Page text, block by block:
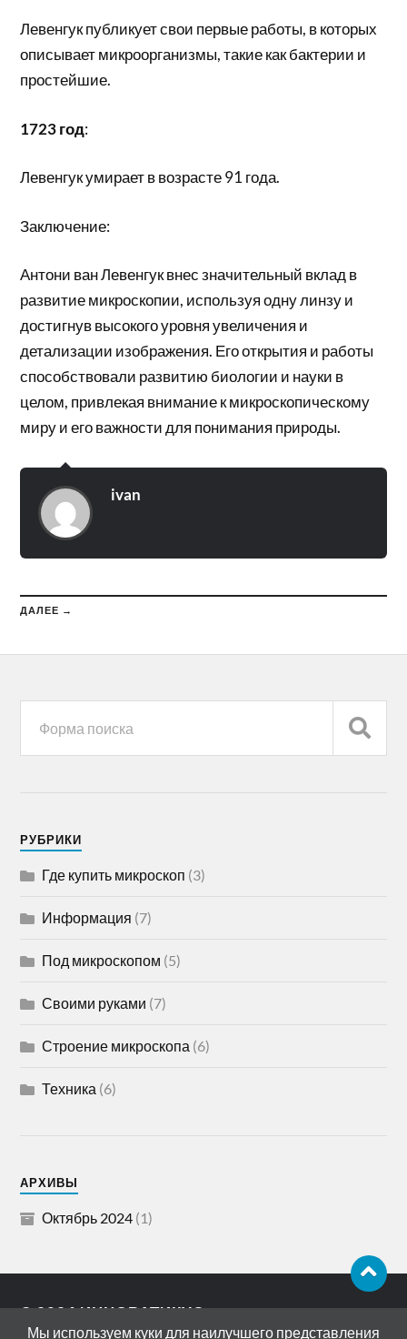
Левенгук публикует свои первые работы, в которых
описывает микроорганизмы, такие как бактерии и
простейшие.
1723 год:
Левенгук умирает в возрасте 91 года.
Заключение:
Антони ван Левенгук внес значительный вклад в
развитие микроскопии, используя одну линзу и
достигнув высокого уровня увеличения и
детализации изображения. Его открытия и работы
способствовали развитию биологии и науки в
целом, привлекая внимание к микроскопическому
миру и его важности для понимания природы.
ivan
ДАЛЕЕ →
РУБРИКИ
Где купить микроскоп (3)
Информация (7)
Под микроскопом (5)
Своими руками (7)
Строение микроскопа (6)
Техника (6)
АРХИВЫ
Октябрь 2024 (1)
© 2026ИННОВАТИКУС
АДРЕС: 119072, РОССИЯ, МОСКВА,
Мы используем куки для наилучшего представления